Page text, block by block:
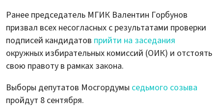
Ранее председатель МГИК Валентин Горбунов
призвал всех несогласных с результатами проверки
подписей кандидатов прийти на заседания
окружных избирательных комиссий (ОИК) и отстоять
свою правоту в рамках закона.
Выборы депутатов Мосгордумы седьмого созыва
пройдут 8 сентября.